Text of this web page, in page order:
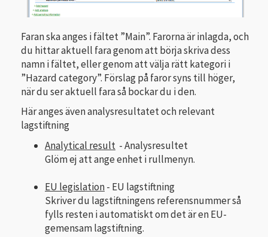
Faran ska anges i fältet ”Main”. Farorna är inlagda, och
du hittar aktuell fara genom att börja skriva dess
namn i fältet, eller genom att välja rätt kategori i
”Hazard category”. Förslag på faror syns till höger,
när du ser aktuell fara så bockar du i den.
Här anges även analysresultatet och relevant
lagstiftning
Analytical result - Analysresultet
Glöm ej att ange enhet i rullmenyn.
EU legislation- EU lagstiftning
Skriver du lagstiftningens referensnummer så
fylls resten i automatiskt om det är en EU-
gemensam lagstiftning.